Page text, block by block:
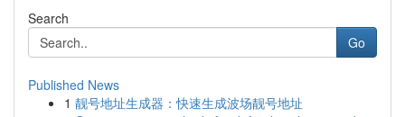
Search
Go
Published News
1 靓号地址生成器：快速生成波场靓号地址